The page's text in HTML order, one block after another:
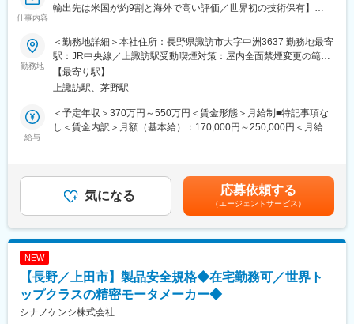
【ポジションの魅力】
計全てを担当します。ゼロからの開発案件も多く、設計通りの製
品が完成したときには大きなやりがいを感じます。また、製造現
場や営業部門など他部署との連携も密接で、全体の工程を把握し
ながら開発に取り組める環境です。
【配属部署】
開発事業部・設計課への配属となります。同部署は約10名ほどの
【ライト光機について】
当社は創業以来、双眼鏡やライフルスコープの完成品製造を続け
に数多くの新製品を届けています。現在取引社数30社以上！創業
プを走り続けていきたいと強く考えています。
変更の範囲：会社の定める業務
仕事内容
輸出先は米国が約9割と海外で高い評価／世界初の技術保有】
同社のライフルスコープは軍事用ではなく、競技用の製品の為、
野鳥愛好家等に愛用されています。銃規制がされていない欧米等
世界を舞台にビジネスを展開しているグローバル企業で、ニッチ
市場且つ利益率が高い為安定しています
【職務概要】
同社にて生産組立業務をご担当いただきます。具体的には以下の
通りです。
・レンズ検査、レンズ拭き等
同社は丁寧に一つずつ手作業で組み立てを行い、海外競合との差
別化を図っています。同じ製品を担当するのではなく、様々な製
客視点でのものづくりが重要となってきます。
将来的には 部署の責任者や、高い技術を持つ技術者を目指してい
ただきます。
勤務地
＜勤務地詳細＞本社住所：長野県諏訪市大字中洲3637 勤務地最寄
駅：JR中央線／上諏訪駅受動喫煙対策：屋内全面禁煙変更の範
囲：会社の定める事業所
【最寄り駅】
上諏訪駅、茅野駅
給与
＜予定年収＞370万円～550万円＜賃金形態＞月給制■特記事項な
し＜賃金内訳＞月額（基本給）：170,000円～250,000円＜月給＞
回（4月） ■賞与：年2回（7月、12月）※前年度賞与：4.3か月賃
金はあくまでも目安の金額であり、選考を通じて上下する可能性
があります。月給(月額)は固定手当を含めた表記です。
気になる 応募依頼する
（エージェントサービス）
NEW
【長野／上田市】製品安全規格◆在宅勤務可／世界ト
ップクラスの精密モータメーカー◆
シナノケンシ株式会社